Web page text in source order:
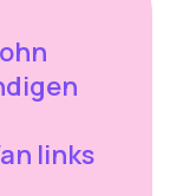
links